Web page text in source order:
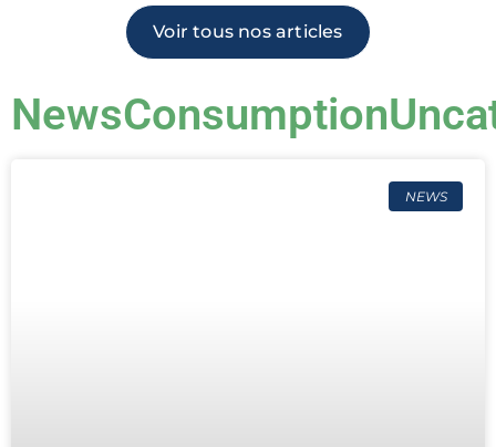
Voir tous nos articles
NewsConsumption
NEWS